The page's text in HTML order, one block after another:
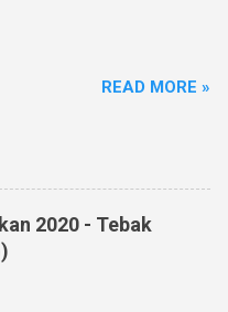
READ MORE »
2020 - Tebak